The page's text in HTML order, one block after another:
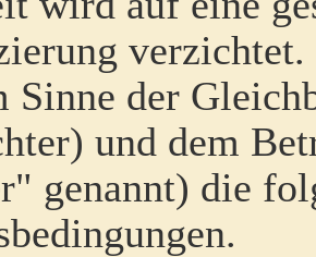
Sinne der
und dem
genannt) die